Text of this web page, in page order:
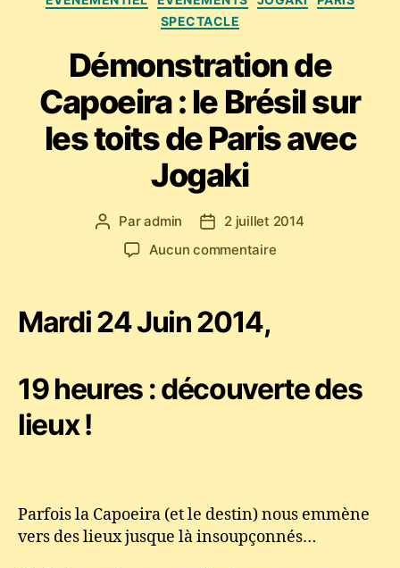
SPECTACLE
Démonstration de
Capoeira : le Brésil sur
les toits de Paris avec
Jogaki
Auteur
l’article
Paradmin
Date2 juillet 2014
Aucun commentairesur
sur
les
Mardi 24 Juin 2014,
19 heures : découverte des
lieux !
Parfois la Capoeira (et le destin) nous emmène
vers des lieux jusque là insoupçonnés…